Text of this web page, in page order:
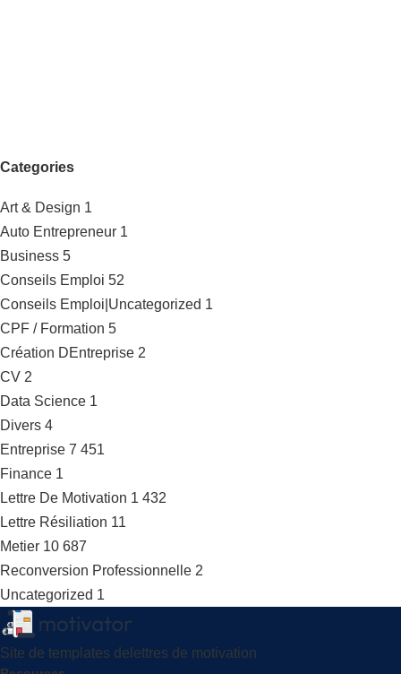
Categories
Art & Design 1
Auto Entrepreneur 1
Business 5
Conseils Emploi 52
Conseils Emploi|Uncategorized 1
CPF / Formation 5
Création DEntreprise 2
CV 2
Data Science 1
Divers 4
Entreprise 7 451
Finance 1
Lettre De Motivation 1 432
Lettre Résiliation 11
Metier 10 687
Reconversion Professionnelle 2
Uncategorized 1
Site de templates delettres de motivation